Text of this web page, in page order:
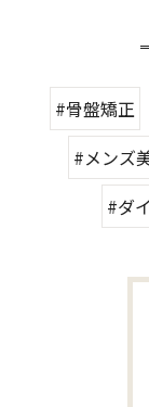
#骨盤矯正
#メンズ
#ダ